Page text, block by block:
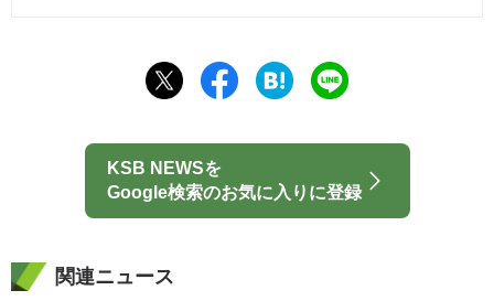
KSB NEWSを
Google検索のお気に入りに登録
関連ニュース